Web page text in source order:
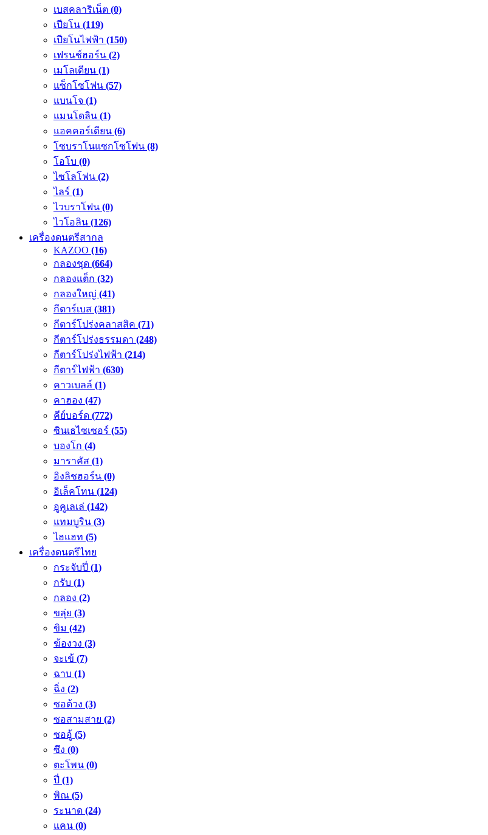
เบสคลาริเน็ต (0)
เปียโน (119)
เปียโนไฟฟ้า (150)
เฟรนช์ฮอร์น (2)
เมโลเดียน (1)
แซ็กโซโฟน (57)
แบนโจ (1)
แมนโดลิน (1)
แอคคอร์เดียน (6)
โซบราโนแซกโซโฟน (8)
โอโบ (0)
ไซโลโฟน (2)
ไลร์ (1)
ไวบราโฟน (0)
ไวโอลิน (126)
เครื่องดนตรีสากล
KAZOO (16)
กลองชุด (664)
กลองแต็ก (32)
กลองใหญ่ (41)
กีตาร์เบส (381)
กีตาร์โปร่งคลาสสิค (71)
กีตาร์โปร่งธรรมดา (248)
กีตาร์โปร่งไฟฟ้า (214)
กีตาร์ไฟฟ้า (630)
คาวเบลล์ (1)
คาฮอง (47)
คีย์บอร์ด (772)
ซินเธไซเซอร์ (55)
บองโก (4)
มาราคัส (1)
อิงลิชฮอร์น (0)
อิเล็คโทน (124)
อูคูเลเล่ (142)
แทมบูริน (3)
ไฮแฮท (5)
เครื่องดนตรีไทย
กระจับปี่ (1)
กรับ (1)
กลอง (2)
ขลุ่ย (3)
ขิม (42)
ฆ้องวง (3)
จะเข้ (7)
ฉาบ (1)
ฉิ่ง (2)
ซอด้วง (3)
ซอสามสาย (2)
ซออู้ (5)
ซึง (0)
ตะโพน (0)
ปี่ (1)
พิณ (5)
ระนาด (24)
แคน (0)